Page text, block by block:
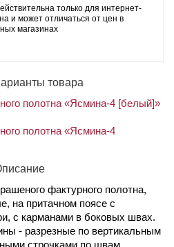
только для интернет-
и может отличаться от цен в
магазинах
товара
полотна «Ясмина-4 [белый]»
полотна «Ясмина-4
фактурного полотна,
на притачном поясе с
с карманами в боковых швах.
- разрезные по вертикальным
строчками по швам